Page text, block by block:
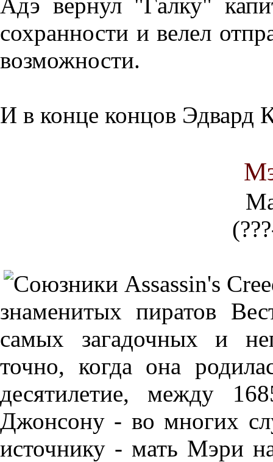
сохранности и велел
возможности.
И в конце концов Эдвард
знаменитых пиратов
самых загадочных и
точно, когда она
десятилетие, между
Джонсону - во многих
источнику - мать Мэри